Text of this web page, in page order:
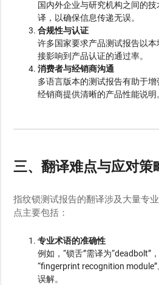
国内外企业与研究机构之间的
译，以确保信息传递无误。
合规性与认证
许多国家要求产品测试报告以
接影响到产品认证的通过率。
消费者与经销商沟通
多语言版本的测试报告有助于
经销商提供清晰的产品性能说明
三、翻译难点与应对策
指纹锁测试报告的翻译涉及大量专
点主要包括：
专业术语的准确性
例如，“锁舌”需译为“deadbolt”
“fingerprint recognition
误解。